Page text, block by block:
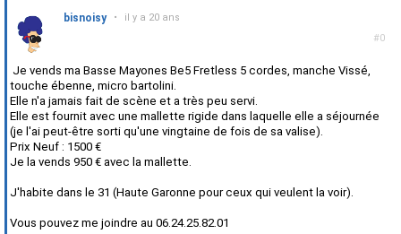
#0
bisnoisy • il y a 20 ans
Je vends ma Basse Mayones Be5 Fretless 5 cordes, manche Vissé,
touche ébenne, micro bartolini.
Elle n'a jamais fait de scène et a très peu servi.
Elle est fournit avec une mallette rigide dans laquelle elle a séjournée
(je l'ai peut-être sorti qu'une vingtaine de fois de sa valise).
Prix Neuf : 1500 €
Je la vends 950 € avec la mallette.
J'habite dans le 31 (Haute Garonne pour ceux qui veulent la voir).
Vous pouvez me joindre au 06.24.25.82.01